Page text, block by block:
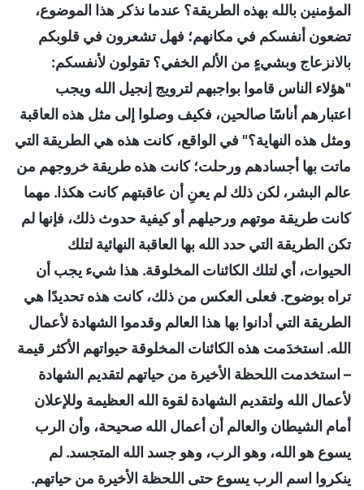
المؤمنين بالله بهذه الطريقة؟ عندما نذكر هذا الموضوع،
تضعون أنفسكم في مكانهم؛ فهل تشعرون في قلوبكم
بالانزعاج وبشيءٍ من الألم الخفي؟ تقولون لأنفسكم:
"هؤلاء الناس قاموا بواجبهم لترويج إنجيل الله ويجب
اعتبارهم أناسًا صالحين، فكيف وصلوا إلى مثل هذه العاقبة
ومثل هذه النهاية؟" في الواقع، كانت هذه هي الطريقة التي
ماتت بها أجسادهم ورحلت؛ كانت هذه طريقة خروجهم من
عالم البشر، لكن ذلك لم يعنِ أن عاقبتهم كانت هكذا. مهما
كانت طريقة موتهم ورحيلهم أو كيفية حدوث ذلك، فإنها لم
تكن الطريقة التي حدد الله بها العاقبة النهائية لتلك
الحيوات، أي لتلك الكائنات المخلوقة. هذا شيء يجب أن
تراه بوضوح. فعلى العكس من ذلك، كانت هذه تحديدًا هي
الطريقة التي أدانوا بها هذا العالم وقدموا الشهادة لأعمال
الله. استخدَمت هذه الكائنات المخلوقة حيواتهم الأكثر قيمة
– استخدمت اللحظة الأخيرة من حياتهم لتقديم الشهادة
لأعمال الله ولتقديم الشهادة لقوة الله العظيمة وللإعلان
أمام الشيطان والعالم أن أعمال الله صحيحة، وأن الرب
يسوع هو الله، وهو الرب، وهو جسد الله المتجسد. لم
ينكروا اسم الرب يسوع حتى اللحظة الأخيرة من حياتهم.